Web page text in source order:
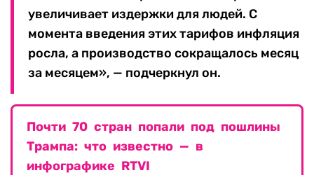
увеличивает издержки для людей. С
момента введения этих тарифов инфляция
росла, а производство сокращалось месяц
за месяцем», — подчеркнул он.
Почти 70 стран попали под пошлины
Трампа: что известно — в
инфографике RTVI